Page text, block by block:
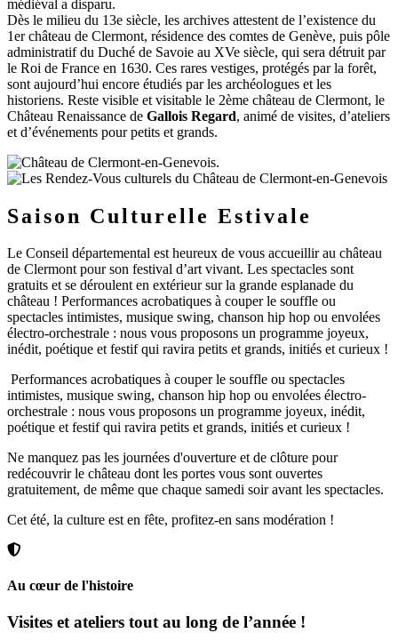
médiéval a disparu.
Dès le milieu du 13e siècle, les archives attestent de l’existence du
1er château de Clermont, résidence des comtes de Genève, puis pôle
administratif du Duché de Savoie au XVe siècle, qui sera détruit par
le Roi de France en 1630. Ces rares vestiges, protégés par la forêt,
sont aujourd’hui encore étudiés par les archéologues et les
historiens. Reste visible et visitable le 2ème château de Clermont, le
Château Renaissance de Gallois Regard, animé de visites, d’ateliers
et d’événements pour petits et grands.
Saison Culturelle Estivale
Le Conseil départemental est heureux de vous accueillir au château
de Clermont pour son festival d’art vivant. Les spectacles sont
gratuits et se déroulent en extérieur sur la grande esplanade du
château ! Performances acrobatiques à couper le souffle ou
spectacles intimistes, musique swing, chanson hip hop ou envolées
électro-orchestrale : nous vous proposons un programme joyeux,
inédit, poétique et festif qui ravira petits et grands, initiés et curieux !
Performances acrobatiques à couper le souffle ou spectacles
intimistes, musique swing, chanson hip hop ou envolées électro-
orchestrale : nous vous proposons un programme joyeux, inédit,
poétique et festif qui ravira petits et grands, initiés et curieux !
Ne manquez pas les journées d'ouverture et de clôture pour
redécouvrir le château dont les portes vous sont ouvertes
gratuitement, de même que chaque samedi soir avant les spectacles.
Cet été, la culture est en fête, profitez-en sans modération !
Au cœur de l'histoire
Visites et ateliers tout au long de l’année !